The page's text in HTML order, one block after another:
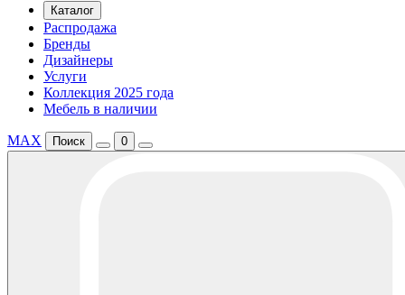
Каталог
Распродажа
Бренды
Дизайнеры
Услуги
Коллекция 2025 года
Мебель в наличии
MAX Поиск 0